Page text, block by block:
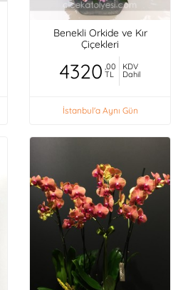
Benekli Orkide ve Kır
Çiçekleri
4320 ,00
TL
KDV
Dahil
İstanbul'a Aynı Gün